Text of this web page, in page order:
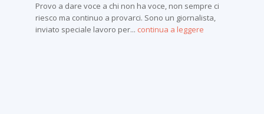
Provo a dare voce a chi non ha voce, non sempre ci
riesco ma continuo a provarci. Sono un giornalista,
inviato speciale lavoro per... continua a leggere